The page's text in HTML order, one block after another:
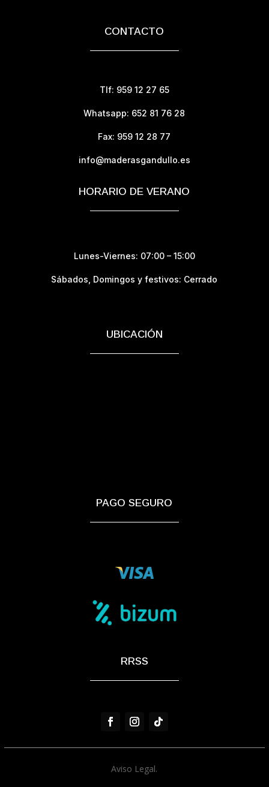
CONTACTO
Tlf: 959 12 27 65
Whatsapp: 652 81 76 28
Fax: 959 12 28 77
info@maderasgandullo.es
HORARIO DE VERANO
Lunes-Viernes: 07:00 – 15:00
Sábados, Domingos y festivos: Cerrado
UBICACIÓN
PAGO SEGURO
RRSS
Aviso Legal.